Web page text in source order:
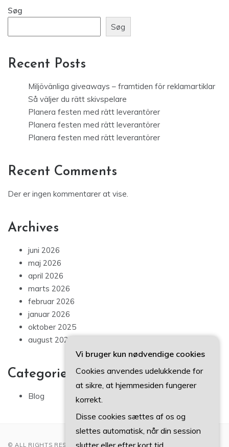
Søg
Søg
Recent Posts
Miljövänliga giveaways – framtiden för reklamartiklar
Så väljer du rätt skivspelare
Planera festen med rätt leverantörer
Planera festen med rätt leverantörer
Planera festen med rätt leverantörer
Recent Comments
Der er ingen kommentarer at vise.
Archives
juni 2026
maj 2026
april 2026
marts 2026
februar 2026
januar 2026
oktober 2025
august 2025
Categories
Blog
© ALL RIGHTS RESERVED 2022
Vi bruger kun nødvendige cookies
Cookies anvendes udelukkende for
at sikre, at hjemmesiden fungerer
korrekt.
Disse cookies sættes af os og
slettes automatisk, når din session
slutter eller efter kort tid.